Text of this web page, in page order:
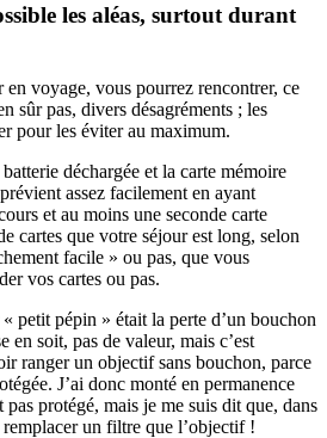
les aléas, surtout durant
voyage, vous pourrez rencontrer, ce
sûr pas, divers désagréments ; les
pour les éviter au maximum.
déchargée et la carte mémoire
assez facilement en ayant
et au moins une seconde carte
cartes que votre séjour est long, selon
facile » ou pas, que vous
vos cartes ou pas.
petit pépin » était la perte d’un bouchon
en soit, pas de valeur, mais c’est
ranger un objectif sans bouchon, parce
J’ai donc monté en permanence
protégé, mais je me suis dit que, dans
un filtre que l’objectif !